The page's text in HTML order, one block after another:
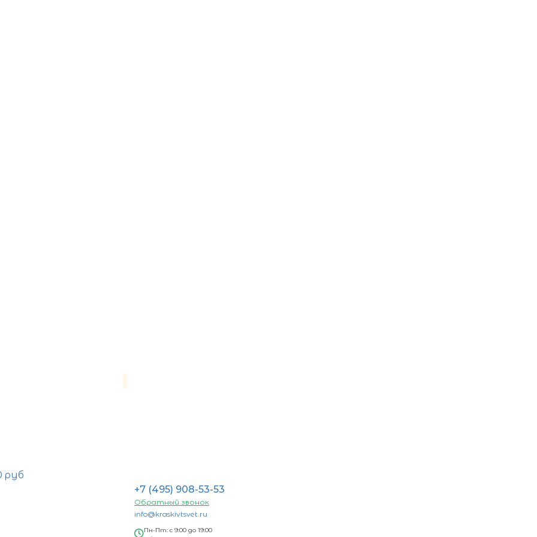
руб
+7 (495) 908-53-53
Обратный звонок
info@kraskivtsvet.ru
Пн-Пт: с 9:00 до 19:00